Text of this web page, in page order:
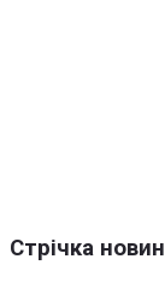
Стрічка новин